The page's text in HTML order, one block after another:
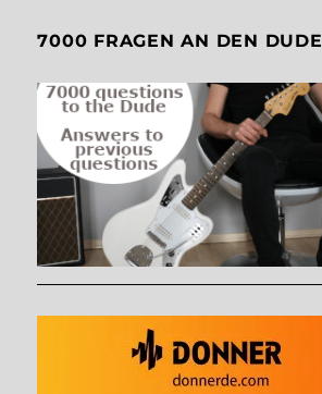
7000 FRAGEN AN DEN DUDE